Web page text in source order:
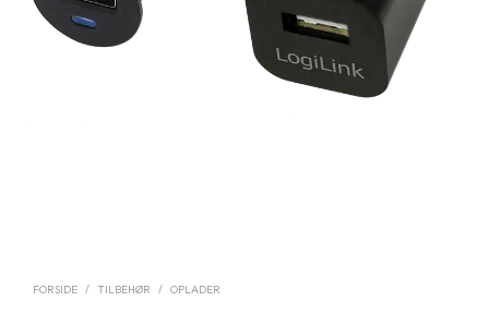
FORSIDE / TILBEHØR / OPLADER